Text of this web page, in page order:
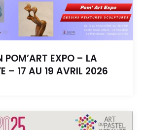
POM’ART EXPO – LA
– 17 AU 19 AVRIL 2026